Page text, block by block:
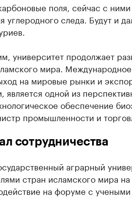
поля, сейчас с
углеродного следа. Будут и
университет продолжает
мира.
на мировые рынки и
является одной из
обеспечение
промышленности и
сотрудничества
аграрный
стран исламского мира
на форуме с